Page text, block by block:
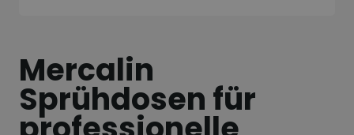
Mercalin
Sprühdosen für